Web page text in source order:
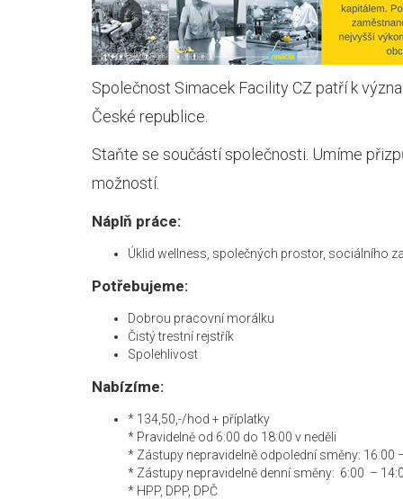
Společnost Simacek Facility CZ patří k
České republice.
Staňte se součástí společnosti. Umíme
možností.
Náplň práce:
Úklid wellness, společných prostor, sociálního
Potřebujeme:
Dobrou pracovní morálku
Čistý trestní rejstřík
Spolehlivost
Nabízíme:
* 134,50,-/hod + příplatky
* Pravidelně od 6:00 do 18:00 v neděli
* Zástupy nepravidelně odpolední směny: 16:00
* Zástupy nepravidelně denní směny: 6:00 –
* HPP, DPP, DPČ